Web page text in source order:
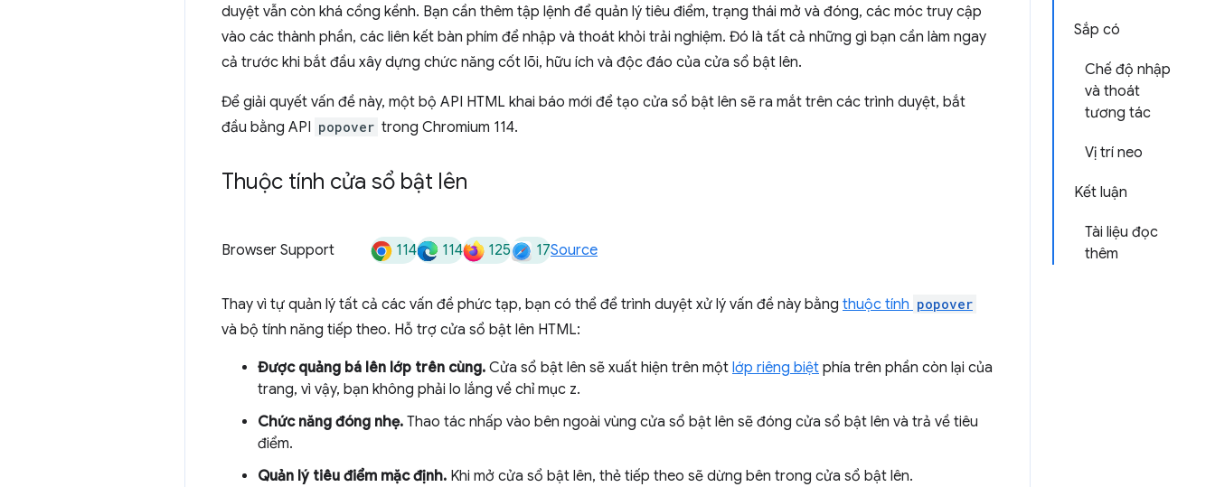
Sắp có
Chế độ nhập
và thoát
tương tác
Vị trí neo
Kết luận
Tài liệu đọc
thêm
duyệt vẫn còn khá cồng kềnh. Bạn cần thêm tập lệnh để quản lý tiêu điểm, trạng thái mở và đóng, các móc truy cập
vào các thành phần, các liên kết bàn phím để nhập và thoát khỏi trải nghiệm. Đó là tất cả những gì bạn cần làm ngay
cả trước khi bắt đầu xây dựng chức năng cốt lõi, hữu ích và độc đáo của cửa sổ bật lên.
Để giải quyết vấn đề này, một bộ API HTML khai báo mới để tạo cửa sổ bật lên sẽ ra mắt trên các trình duyệt, bắt
đầu bằng API popover trong Chromium 114.
Thuộc tính cửa sổ bật lên
Browser Support 114 114 125 17Source
Thay vì tự quản lý tất cả các vấn đề phức tạp, bạn có thể để trình duyệt xử lý vấn đề này bằng thuộc tính popover
và bộ tính năng tiếp theo. Hỗ trợ cửa sổ bật lên HTML:
Được quảng bá lên lớp trên cùng. Cửa sổ bật lên sẽ xuất hiện trên một lớp riêng biệt phía trên phần còn lại của
trang, vì vậy, bạn không phải lo lắng về chỉ mục z.
Chức năng đóng nhẹ. Thao tác nhấp vào bên ngoài vùng cửa sổ bật lên sẽ đóng cửa sổ bật lên và trả về tiêu
điểm.
Quản lý tiêu điểm mặc định. Khi mở cửa sổ bật lên, thẻ tiếp theo sẽ dừng bên trong cửa sổ bật lên.